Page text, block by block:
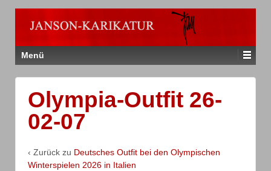
Menü
Olympia-Outfit 26-
02-07
‹ Zurück zu Deutsches Outfit bei den Olympischen
Winterspielen 2026 in Italien